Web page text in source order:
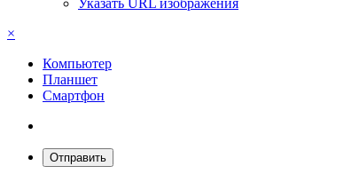
Указать URL изображения
×
Компьютер
Планшет
Смартфон
Отправить